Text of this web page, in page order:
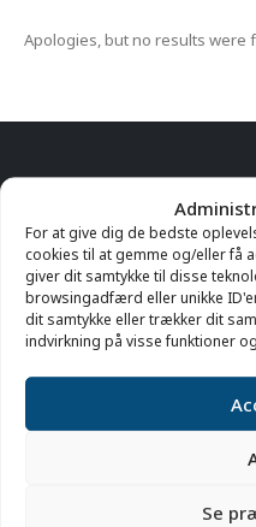
For at give dig de bedste
cookies til at gemme og/eller få
giver dit samtykke til disse
browsingadfærd eller unikke
dit samtykke eller trækker dit
indvirkning på visse funktioner
Se
Apologies, but no results were
Kontakt
97 96 17 36
Molevej 29, 7730